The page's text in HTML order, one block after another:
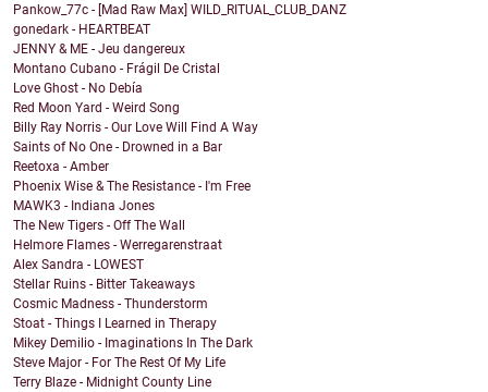
Pankow_77c - [Mad Raw Max] WILD_RITUAL_CLUB_DANZ
gonedark - HEARTBEAT
JENNY & ME - Jeu dangereux
Montano Cubano - Frágil De Cristal
Love Ghost - No Debía
Red Moon Yard - Weird Song
Billy Ray Norris - Our Love Will Find A Way
Saints of No One - Drowned in a Bar
Reetoxa - Amber
Phoenix Wise & The Resistance - I'm Free
MAWK3 - Indiana Jones
The New Tigers - Off The Wall
Helmore Flames - Werregarenstraat
Alex Sandra - LOWEST
Stellar Ruins - Bitter Takeaways
Cosmic Madness - Thunderstorm
Stoat - Things I Learned in Therapy
Mikey Demilio - Imaginations In The Dark
Steve Major - For The Rest Of My Life
Terry Blaze - Midnight County Line